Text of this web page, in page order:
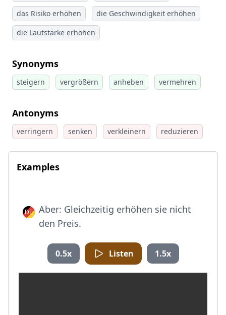
das Risiko erhöhen
die Geschwindigkeit erhöhen
die Lautstärke erhöhen
Synonyms
steigern vergrößern anheben vermehren
Antonyms
verringern senken verkleinern reduzieren
Examples
Aber: Gleichzeitig erhöhen sie nicht
den Preis.
0.5x Listen 1.5x